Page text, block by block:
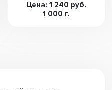
Цена: 1 240 руб.
1 000 г.